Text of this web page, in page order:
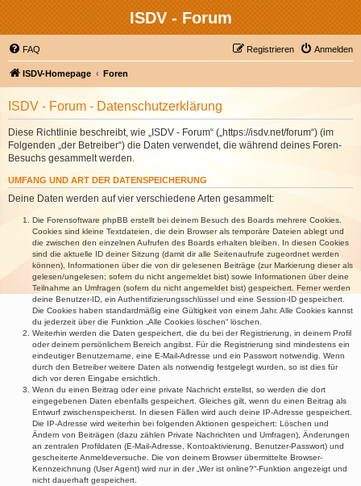
ISDV - Forum
FAQ Anmelden
Registrieren
ISDV-Homepage Foren
ISDV - Forum - Datenschutzerklärung
Diese Richtlinie beschreibt, wie „ISDV - Forum“ („https://isdv.net/forum“) (im
Folgenden „der Betreiber“) die Daten verwendet, die während deines Foren-
Besuchs gesammelt werden.
UMFANG UND ART DER DATENSPEICHERUNG
Deine Daten werden auf vier verschiedene Arten gesammelt:
Die Forensoftware phpBB erstellt bei deinem Besuch des Boards mehrere Cookies.
Cookies sind kleine Textdateien, die dein Browser als temporäre Dateien ablegt und
die zwischen den einzelnen Aufrufen des Boards erhalten bleiben. In diesen Cookies
sind die aktuelle ID deiner Sitzung (damit dir alle Seitenaufrufe zugeordnet werden
können), Informationen über die von dir gelesenen Beiträge (zur Markierung dieser als
gelesen/ungelesen; sofern du nicht angemeldet bist) sowie Informationen über deine
Teilnahme an Umfragen (sofern du nicht angemeldet bist) gespeichert. Ferner werden
deine Benutzer-ID, ein Authentifizierungsschlüssel und eine Session-ID gespeichert.
Die Cookies haben standardmäßig eine Gültigkeit von einem Jahr. Alle Cookies kannst
du jederzeit über die Funktion „Alle Cookies löschen“ löschen.
Weiterhin werden die Daten gespeichert, die du bei der Registrierung, in deinem Profil
oder deinem persönlichem Bereich angibst. Für die Registrierung sind mindestens ein
eindeutiger Benutzername, eine E-Mail-Adresse und ein Passwort notwendig. Wenn
durch den Betreiber weitere Daten als notwendig festgelegt wurden, so ist dies für
dich vor deren Eingabe ersichtlich.
Wenn du einen Beitrag oder eine private Nachricht erstellst, so werden die dort
eingegebenen Daten ebenfalls gespeichert. Gleiches gilt, wenn du einen Beitrag als
Entwurf zwischenspeicherst. In diesen Fällen wird auch deine IP-Adresse gespeichert.
Die IP-Adresse wird weiterhin bei folgenden Aktionen gespeichert: Löschen und
Ändern von Beiträgen (dazu zählen Private Nachrichten und Umfragen), Änderungen
an zentralen Profildaten (E-Mail-Adresse, Kontoaktivierung, Benutzer-Passwort) und
gescheiterte Anmeldeversuche. Die von deinem Browser übermittelte Browser-
Kennzeichnung (User Agent) wird nur in der „Wer ist online?“-Funktion angezeigt und
nicht dauerhaft gespeichert.